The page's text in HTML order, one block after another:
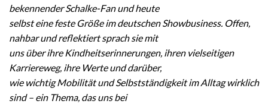
bekennender Schalke-Fan und heute
selbst eine feste Größe im deutschen Showbusiness. Offen,
nahbar und reflektiert sprach sie mit
uns über ihre Kindheitserinnerungen, ihren vielseitigen
Karriereweg, ihre Werte und darüber,
wie wichtig Mobilität und Selbstständigkeit im Alltag wirklich
sind – ein Thema, das uns bei